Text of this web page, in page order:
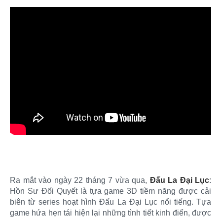
Ra mắt vào ngày 22 tháng 7 vừa qua, Đấu La Đại Lục:
Hồn Sư Đối Quyết là tựa game 3D tiềm năng được cải
biên từ series hoạt hình Đấu La Đại Lục nổi tiếng. Tựa
game hứa hẹn tái hiện lại những tình tiết kinh điển, được